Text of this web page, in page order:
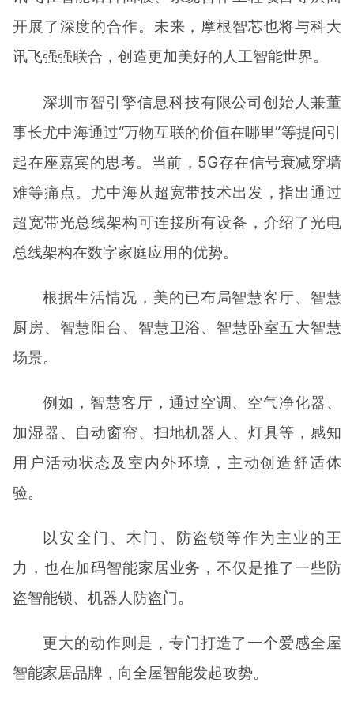
开展了深度的合作。未来，摩根智芯也将与科大
讯飞强强联合，创造更加美好的人工智能世界。
深圳市智引擎信息科技有限公司创始人兼董
事长尤中海通过“万物互联的价值在哪里”等提问引
起在座嘉宾的思考。当前，5G存在信号衰减穿墙
难等痛点。尤中海从超宽带技术出发，指出通过
超宽带光总线架构可连接所有设备，介绍了光电
总线架构在数字家庭应用的优势。
根据生活情况，美的已布局智慧客厅、智慧
厨房、智慧阳台、智慧卫浴、智慧卧室五大智慧
场景。
例如，智慧客厅，通过空调、空气净化器、
加湿器、自动窗帘、扫地机器人、灯具等，感知
用户活动状态及室内外环境，主动创造舒适体
验。
以安全门、木门、防盗锁等作为主业的王
力，也在加码智能家居业务，不仅是推了一些防
盗智能锁、机器人防盗门。
更大的动作则是，专门打造了一个爱感全屋
智能家居品牌，向全屋智能发起攻势。